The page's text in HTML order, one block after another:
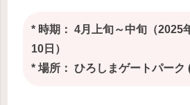
* 時期： 4月上旬～中旬（2025
10日）
* 場所： ひろしまゲートパーク